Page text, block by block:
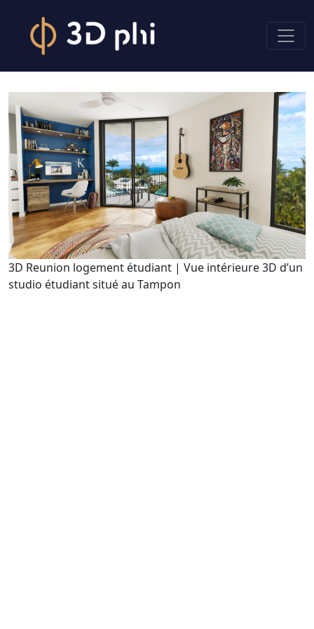
3D Reunion logement étudiant | Vue intérieure 3D d’un
studio étudiant situé au Tampon